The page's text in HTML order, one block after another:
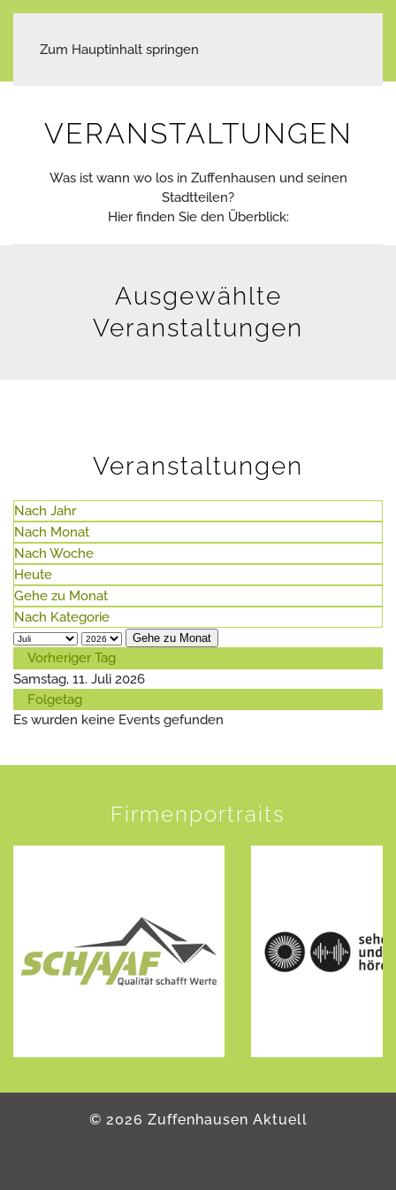
Zum Hauptinhalt springen
VERANSTALTUNGEN
Was ist wann wo los in Zuffenhausen und seinen
Stadtteilen?
Hier finden Sie den Überblick:
Ausgewählte
Veranstaltungen
Veranstaltungen
Nach Jahr
Nach Monat
Nach Woche
Heute
Gehe zu Monat
Nach Kategorie
Gehe zu Monat
Vorheriger Tag
Samstag, 11. Juli 2026
Folgetag
Es wurden keine Events gefunden
Firmenportraits
© 2026 Zuffenhausen Aktuell